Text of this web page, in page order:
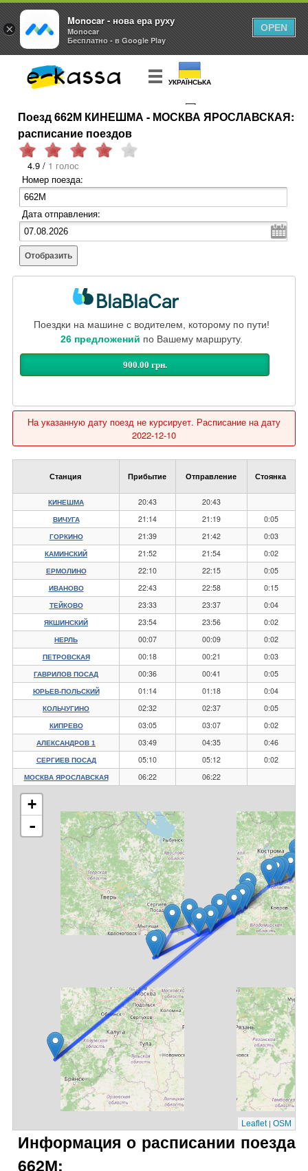
УКРАЇНСЬКА
КУПИТЬ БИЛЕТ
Поезд 662М КИНЕШМА - МОСКВА ЯРОСЛАВСКАЯ:
расписание поездов
4.9 / 1 голос
Номер поезда:
Дата отправления:
Отобразить
Поездки на машине с водителем, которому по пути!
26 предложений по Вашему маршруту.
900.00 грн.
На указанную дату поезд не курсирует. Расписание на дату
2022-12-10
Станция Прибытие Отправление Стоянка
КИНЕШМА 20:43 20:43
ВИЧУГА 21:14 21:19 0:05
ГОРКИНО 21:39 21:42 0:03
КАМИНСКИЙ 21:52 21:54 0:02
ЕРМОЛИНО 22:10 22:15 0:05
ИВАНОВО 22:43 22:58 0:15
ТЕЙКОВО 23:33 23:37 0:04
ЯКШИНСКИЙ 23:54 23:56 0:02
НЕРЛЬ 00:07 00:09 0:02
ПЕТРОВСКАЯ 00:18 00:21 0:03
ГАВРИЛОВ ПОСАД 00:36 00:41 0:05
ЮРЬЕВ-ПОЛЬСКИЙ 01:14 01:18 0:04
КОЛЬЧУГИНО 02:32 02:37 0:05
КИПРЕВО 03:05 03:07 0:02
АЛЕКСАНДРОВ 1 03:49 04:35 0:46
СЕРГИЕВ ПОСАД 05:10 05:12 0:02
МОСКВА ЯРОСЛАВСКАЯ 06:22 06:22
+
-
Leaflet| OSM
Информация о расписании поезда
662М:
×
Monocar - нова ера руху
Monocar
Бесплатно - в Google Play
OPEN